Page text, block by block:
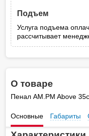
Подъем
Услуга подъема
рассчитывает
О товаре
Пенал AM.PM Above
Основные Габариты